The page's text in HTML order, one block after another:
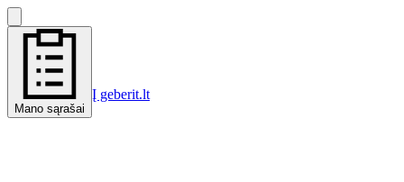
Mano sąrašai
Į geberit.lt